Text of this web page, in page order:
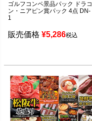
ゴルフコンペ景品パック ドラコ
ン・ニアピン賞パック 4点 DN-
1
販売価格 ¥5,286税込